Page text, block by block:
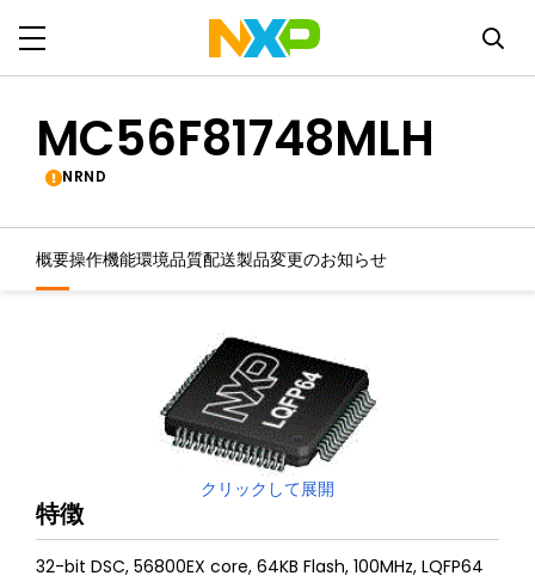
MC56F81748MLH
NRND
概要操作機能環境品質配送製品変更のお知らせ
クリックして展開
特徴
32-bit DSC, 56800EX core, 64KB Flash, 100MHz, LQFP64